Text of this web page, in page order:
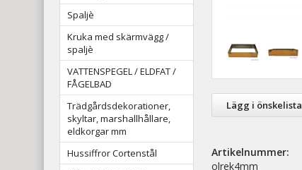
Spaljè
Kruka med skärmvägg /
spaljè
VATTENSPEGEL / ELDFAT /
FÅGELBAD
Trädgårdsdekorationer,
skyltar, marshallhållare,
eldkorgar mm
Hussiffror Cortenstål
Lägg i önskelista
Artikelnummer:
olrek4mm